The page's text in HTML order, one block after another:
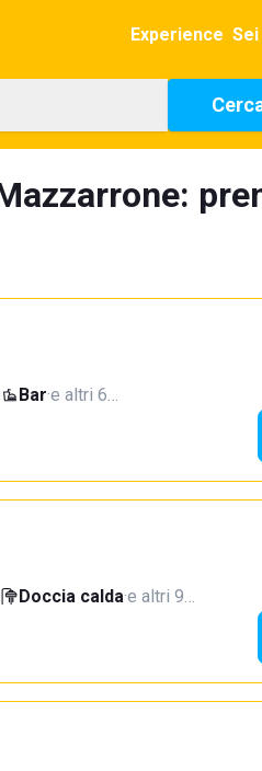
Experience
Bar·e altri 6…
Doccia calda·e altri 9…